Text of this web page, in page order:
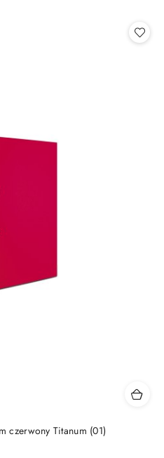
czerwony Titanum (01)